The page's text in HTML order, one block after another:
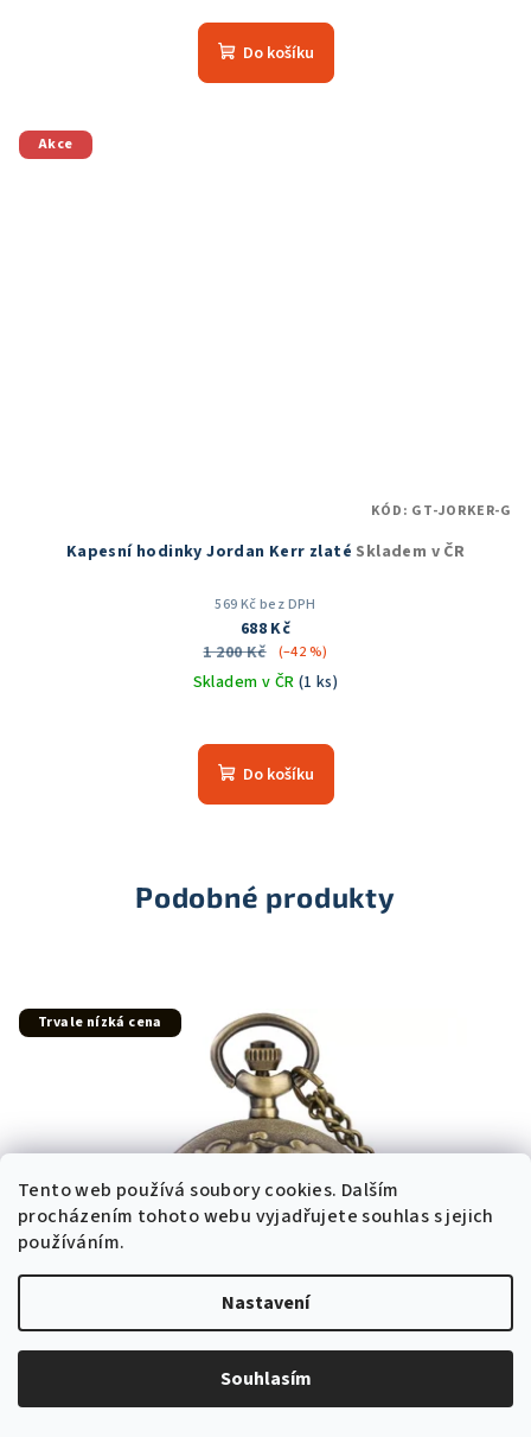
Tento web používá soubory cookies. Dalším
procházením tohoto webu vyjadřujete souhlas s jejich
používáním.
Nastavení
Souhlasím
hodnocení
produktu
Do košíku
Akce
Kapesní hodinky Jordan Kerr zlaté Skladem v ČR
569 Kč bez DPH
688 Kč
1 200 Kč
(–42 %)
Skladem v ČR (1 ks)
Do košíku
KÓD: GT-JORKER-G
Podobné produkty
Trvale nízká cena